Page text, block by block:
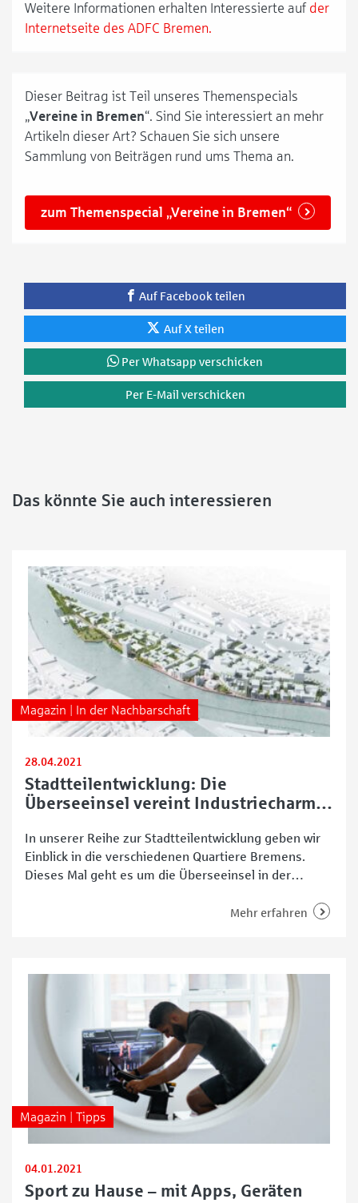
Weitere Informationen erhalten Interessierte auf der
Internetseite des ADFC Bremen.
Dieser Beitrag ist Teil unseres Themenspecials
„Vereine in Bremen“. Sind Sie interessiert an mehr
Artikeln dieser Art? Schauen Sie sich unsere
Sammlung von Beiträgen rund ums Thema an.
zum Themenspecial „Vereine in Bremen“
Auf Facebook teilen
Auf X teilen
Per Whatsapp verschicken
Per E-Mail verschicken
Das könnte Sie auch interessieren
Magazin | In der Nachbarschaft
28.04.2021
Stadtteilentwicklung: Die
Überseeinsel vereint Industriecharme
In unserer Reihe zur Stadtteilentwicklung geben wir
Einblick in die verschiedenen Quartiere Bremens.
Dieses Mal geht es um die Überseeinsel in der
Kellogg‘s-Gelände ein ganz neues Quartier
Wiedererkennungswert: „Kellogg‘s“ prangt über den
Mehr erfahren
Magazin | Tipps
04.01.2021
Sport zu Hause – mit Apps, Geräten